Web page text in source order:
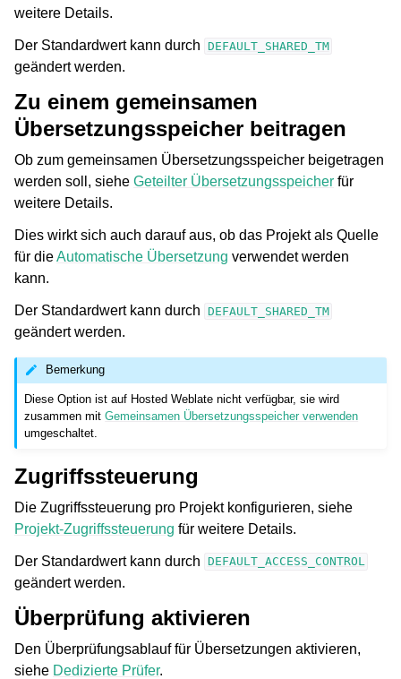
weitere Details.
Der Standardwert kann durch DEFAULT_SHARED_TM
geändert werden.
Zu einem gemeinsamen
Übersetzungsspeicher beitragen
Ob zum gemeinsamen Übersetzungsspeicher beigetragen
werden soll, siehe Geteilter Übersetzungsspeicher für
weitere Details.
Dies wirkt sich auch darauf aus, ob das Projekt als Quelle
für dieAutomatische Übersetzung verwendet werden
kann.
Der Standardwert kann durch DEFAULT_SHARED_TM
geändert werden.
Bemerkung
Diese Option ist auf Hosted Weblate nicht verfügbar, sie wird
zusammen mitGemeinsamen Übersetzungsspeicher verwenden
umgeschaltet.
Zugriffssteuerung
Die Zugriffssteuerung pro Projekt konfigurieren, siehe
Projekt-Zugriffssteuerung für weitere Details.
Der Standardwert kann durch DEFAULT_ACCESS_CONTROL
geändert werden.
Überprüfung aktivieren
Den Überprüfungsablauf für Übersetzungen aktivieren,
siehe Dedizierte Prüfer.